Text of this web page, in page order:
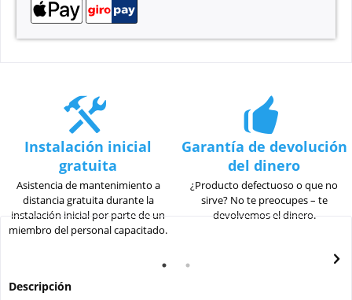
Instalación inicial
gratuita
Asistencia de mantenimiento a
distancia gratuita durante la
instalación inicial por parte de un
miembro del personal capacitado.
Garantía de devolución
del dinero
¿Producto defectuoso o que no
sirve? No te preocupes – te
devolvemos el dinero.
Descripción